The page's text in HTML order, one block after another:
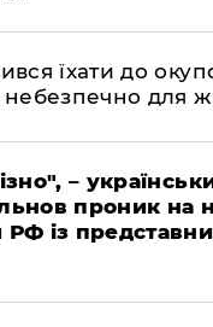
їхати до
для
–
проник на
РФ із